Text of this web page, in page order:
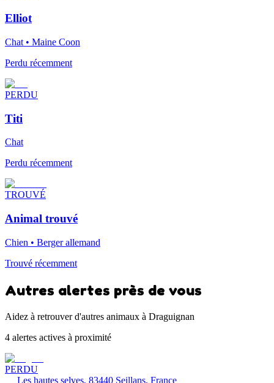
Elliot
Chat • Maine Coon
Perdu récemment
PERDU
Titi
Chat
Perdu récemment
TROUVÉ
Animal trouvé
Chien • Berger allemand
Trouvé récemment
Autres alertes près de vous
Aidez à retrouver d'autres animaux à Draguignan
4 alertes actives à proximité
PERDU
Les hautes selves, 83440 Seillans, France